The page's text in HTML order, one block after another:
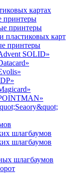
картах
принтеры
принтеры
пластиковых карт
принтеры
SOLID»
шлагбаумов
шлагбаумов
шлагбаумов